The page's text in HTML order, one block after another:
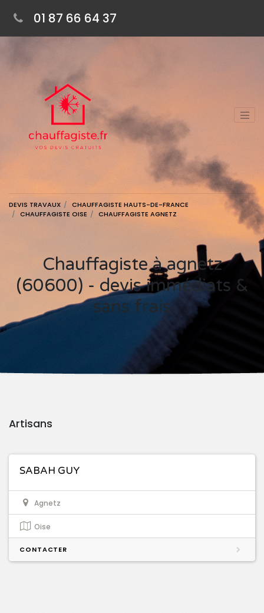
01 87 66 64 37
DEVIS TRAVAUX
CHAUFFAGISTE HAUTS-DE-FRANCE
CHAUFFAGISTE OISE
CHAUFFAGISTE AGNETZ
Chauffagiste à agnetz
(60600) - devis immédiats &
sans frais
Artisans
SABAH GUY
Agnetz
Oise
CONTACTER